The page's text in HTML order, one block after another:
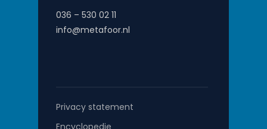
036 – 530 02 11
info@metafoor.nl
Privacy statement
Encyclopedie